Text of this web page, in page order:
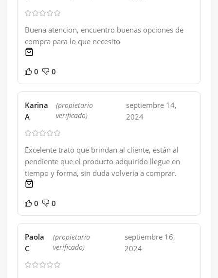
Buena atencion, encuentro buenas opciones de
compra para lo que necesito
0 0
Karina
A
(propietario
verificado)
septiembre 14,
2024
Excelente trato que brindan al cliente, están al
pendiente que el producto adquirido llegue en
tiempo y forma, sin duda volvería a comprar.
0 0
Paola
C
(propietario
verificado)
septiembre 16,
2024